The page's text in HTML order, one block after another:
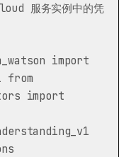
服务实例中的凭
import
from
import